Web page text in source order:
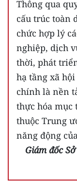
РУССКИЙ
ESPAÑOL
한국어
Thông qua
cấu trúc toàn
chức hợp lý
nghiệp, dịch
thời, phát
hạ tầng xã
chính là nền
thực hóa mục
thuộc Trung
năng động
Giám đốc